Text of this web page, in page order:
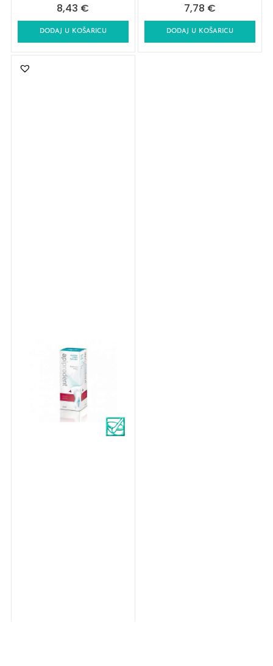
8,43 €
DODAJ U KOŠARICU
7,78 €
DODAJ U KOŠARICU